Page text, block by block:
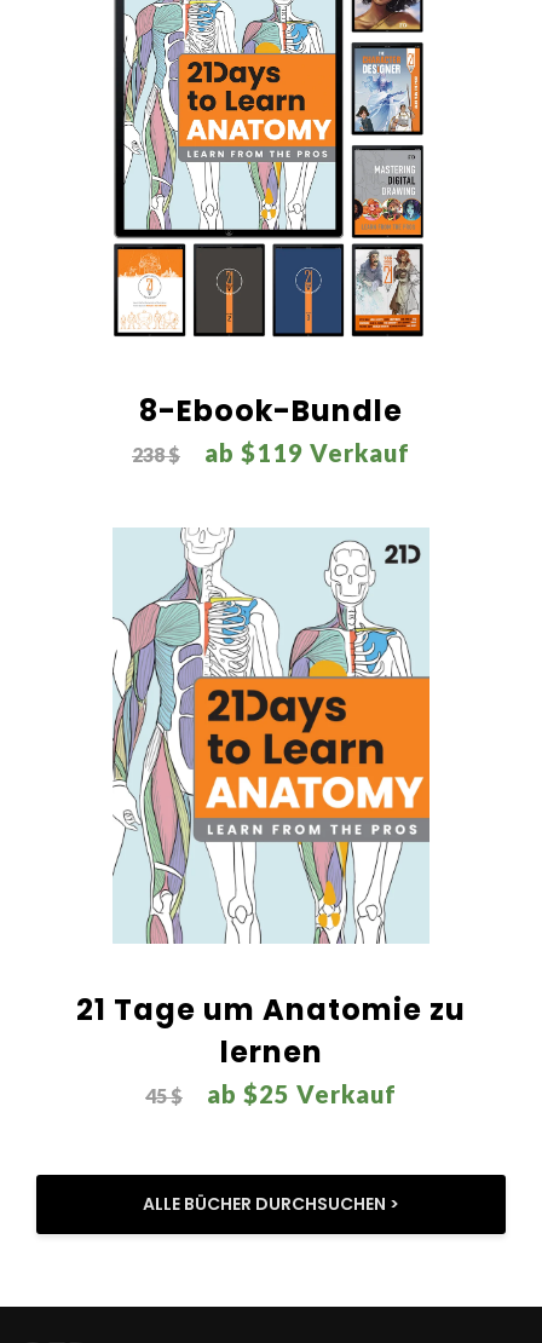
8-Ebook-Bundle
238 $ ab $119 Verkauf
21 Tage um Anatomie zu
lernen
45 $ ab $25 Verkauf
ALLE BÜCHER DURCHSUCHEN >